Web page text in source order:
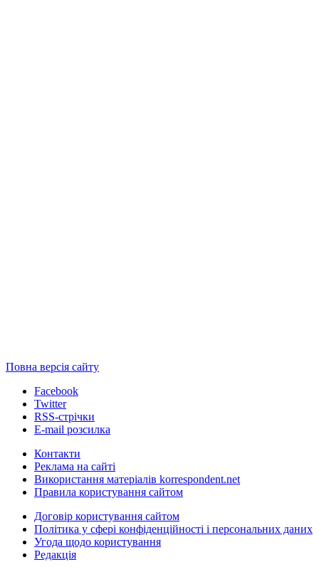
Повна версія сайту
Facebook
Twitter
RSS-стрічки
E-mail розсилка
Контакти
Реклама на сайті
Використання матеріалів korrespondent.net
Правила користування сайтом
Договір користування сайтом
Політика у сфері конфіденційності і персональних даних
Угода щодо користування
Редакція